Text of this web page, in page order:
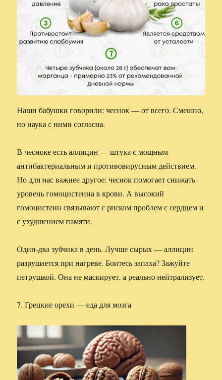
Наши бабушки говорили: чеснок — от всего. Смешно,
но наука с ними согласна.
В чесноке есть аллицин — штука с мощным
антибактериальным и противовирусным действием.
Но для нас важнее другое: чеснок помогает снижать
уровень гомоцистеина в крови. А высокий
гомоцистеин связывают с риском проблем с сердцем и
с ухудшением памяти.
Один-два зубчика в день. Лучше сырых — аллицин
разрушается при нагреве. Боитесь запаха? Зажуйте
петрушкой. Она не маскирует, а реально нейтрализует.
7. Грецкие орехи — еда для мозга